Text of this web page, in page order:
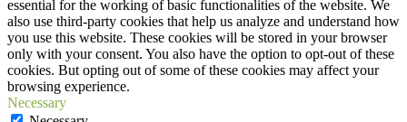
essential for the working of basic functionalities of the website. We
also use third-party cookies that help us analyze and understand how
you use this website. These cookies will be stored in your browser
only with your consent. You also have the option to opt-out of these
cookies. But opting out of some of these cookies may affect your
browsing experience.
Necessary